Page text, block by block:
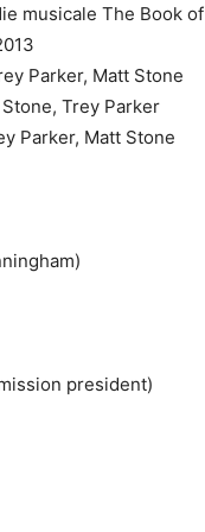
musicale The Book of
Parker, Matt Stone
Trey Parker
Parker, Matt Stone
president)